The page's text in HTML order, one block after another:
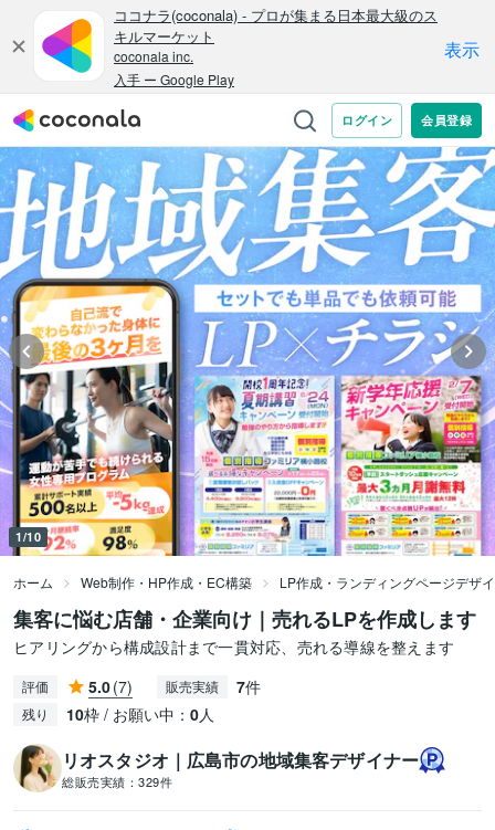
1/10
ホーム Web制作・HP作成・EC構築 LP作成・ランディングページデザ
集客に悩む店舗・企業向け｜売れるLPを作成します
ヒアリングから構成設計まで一貫対応、売れる導線を整えます
評価 5.0(7) 販売実績 7件
残り 10枠 / お願い中： 0人
リオスタジオ｜広島市の地域集客デザイナー
総販売実績： 329件